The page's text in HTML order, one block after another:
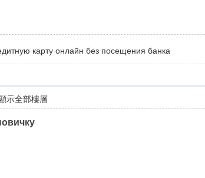
карту онлайн без посещения банка
示全部樓層